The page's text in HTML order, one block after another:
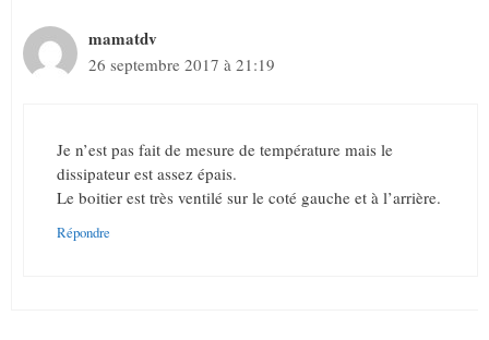
mamatdv
26 septembre 2017 à 21:19
Je n’est pas fait de mesure de température mais le
dissipateur est assez épais.
Le boitier est très ventilé sur le coté gauche et à l’arrière.
Répondre